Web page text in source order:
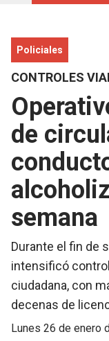
Policiales
CONTROLES
de
semana
Durante el fin de
intensificó
ciudadana, con
decenas de
lunes 26 de enero